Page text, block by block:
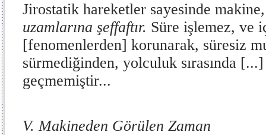
Jirostatik hareketler sayesinde
uzamlarına şeffaftır. Süre işlemez, ve
[fenomenlerden] korunarak, süresiz
sürmediğinden, yolculuk sırasında
geçmemiştir...
V. Makineden Görülen Zaman